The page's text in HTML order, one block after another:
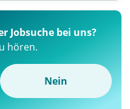
Jobsuche bei uns?
hören.
Nein